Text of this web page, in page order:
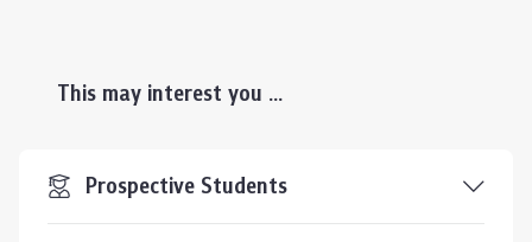
This may interest you ...
Prospective Students